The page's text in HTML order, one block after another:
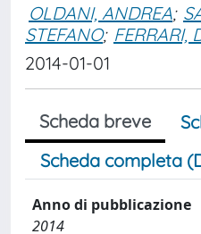
OLDANI, ANDREA;
STEFANO; FERRARI,
2014-01-01
Scheda breve
Scheda completa
Anno di pubblicazione
2014